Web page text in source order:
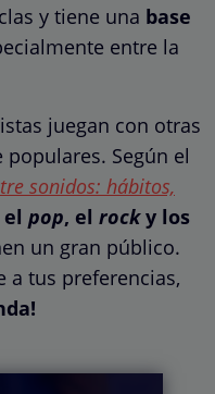
y tiene una base
entre la
juegan con otras
Según el
sonidos: hábitos,
el pop, el rocky los
un gran público.
a tus preferencias,